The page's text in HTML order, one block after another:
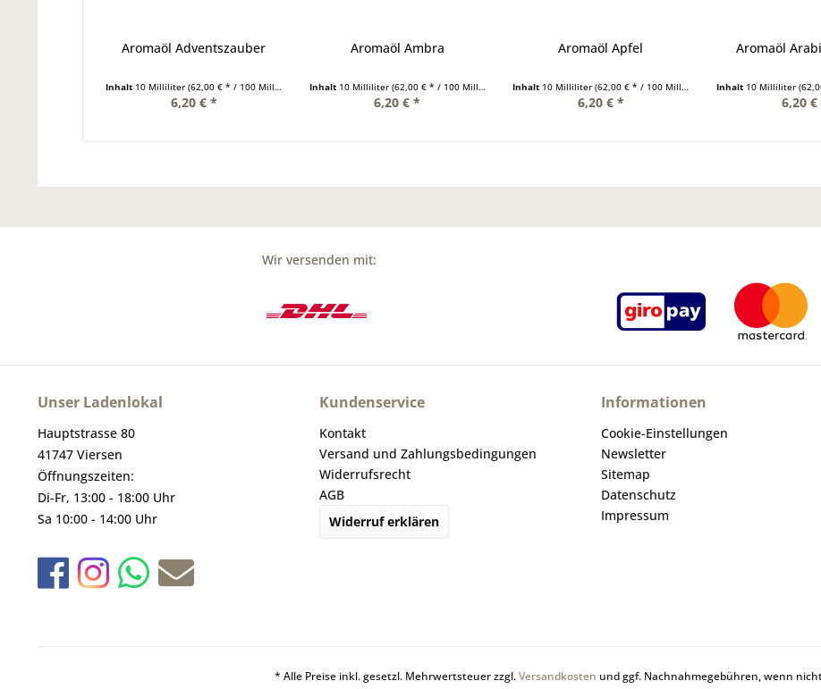
Aromaöl Adventszauber
Inhalt 10 Milliliter (62,00 € * / 100 Milliliter)
6,20 € *
Aromaöl Ambra
Inhalt 10 Milliliter (62,00 € * / 100 Milliliter)
6,20 € *
Aromaöl Apfel
Inhalt 10 Milliliter(62,00 € * / 100 Milliliter)
6,20 € *
Aromaöl
Inhalt 10 Milliliter
6,20
Wir versenden mit:
Unser Ladenlokal
Hauptstrasse 80
41747 Viersen
Öffnungszeiten:
Di-Fr, 13:00 - 18:00 Uhr
Sa 10:00 - 14:00 Uhr
Kundenservice
Kontakt
Versand und Zahlungsbedingungen
Widerrufsrecht
AGB
Widerruf erklären
Informationen
Cookie-Einstellungen
Newsletter
Sitemap
Datenschutz
Impressum
* Alle Preise inkl. gesetzl. Mehrwertsteuer zzgl.Versandkosten und ggf. Nachnahmegebühren, wenn